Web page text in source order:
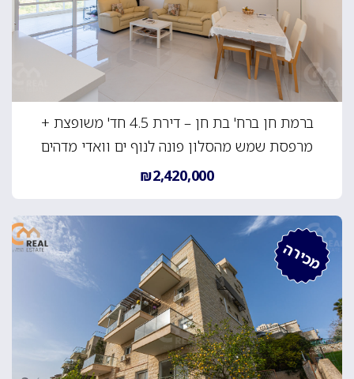
ברמת חן ברח' בת חן – דירת 4.5 חד' משופצת +
מרפסת שמש מהסלון פונה לנוף ים וואדי מדהים
₪2,420,000
מכירה